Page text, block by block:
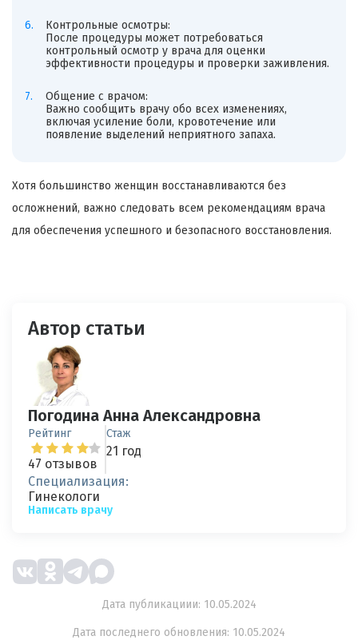
Контрольные осмотры:
После процедуры может потребоваться
контрольный осмотр у врача для оценки
эффективности процедуры и проверки заживления.
Общение с врачом:
Важно сообщить врачу обо всех изменениях,
включая усиление боли, кровотечение или
появление выделений неприятного запаха.
Хотя большинство женщин восстанавливаются без
осложнений, важно следовать всем рекомендациям врача
для обеспечения успешного и безопасного восстановления.
Автор статьи
Погодина Анна Александровна
Рейтинг
47 отзывов
Стаж
21 год
Специализация:
Гинекологи
Написать врачу
Дата публикациии: 10.05.2024
Дата последнего обновления: 10.05.2024